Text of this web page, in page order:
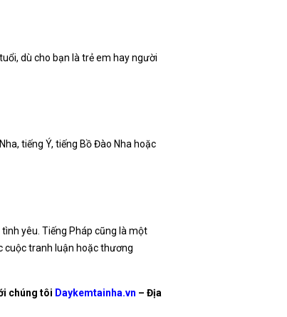
dù cho bạn là trẻ em hay người
tiếng Ý, tiếng Bồ Đào Nha hoặc
yêu. Tiếng Pháp cũng là một
cuộc tranh luận hoặc thương
chúng tôi Daykemtainha.vn – Địa